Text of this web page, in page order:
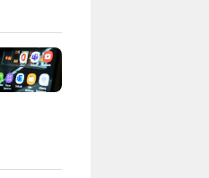
„smetí“. Zbavte se ho dřív,